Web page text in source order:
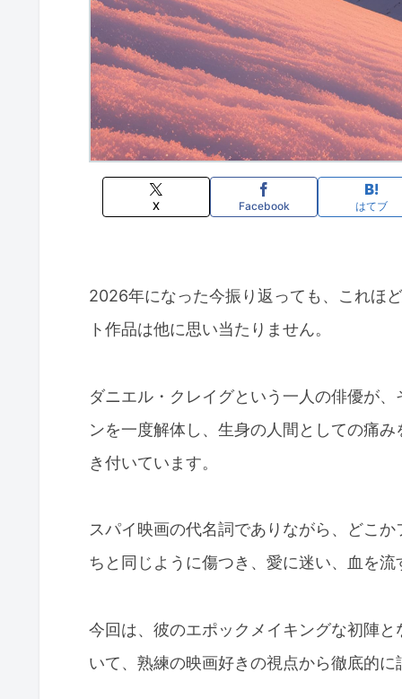
X Facebook はてブ
2026年になった今振り返っても、これほ
ト作品は他に思い当たりません。
ダニエル・クレイグという一人の俳優が
ンを一度解体し、生身の人間としての痛
き付いています。
スパイ映画の代名詞でありながら、どこ
ちと同じように傷つき、愛に迷い、血を
今回は、彼のエポックメイキングな初陣
いて、熟練の映画好きの視点から徹底的